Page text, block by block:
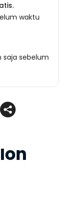
waktu
saja sebelum